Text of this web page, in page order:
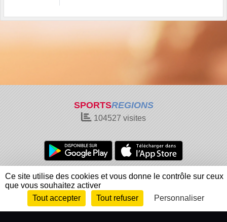
SPORTSREGIONS
104527 visites
Charte cookies
Gestion des cookies
Informations légales
Signaler un contenu inapproprié
Envie de participer ?
Connexion
Ce site utilise des cookies et vous donne le contrôle sur ceux
que vous souhaitez activer
Tout accepter
Tout refuser Personnaliser